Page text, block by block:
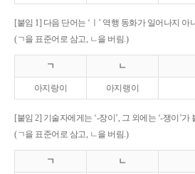
[붙임 1] 다음 단어는 ‘ㅣ’ 역행 동화가 일어나지
(ㄱ을 표준어로 삼고, ㄴ을 버림.)
ㄱ ㄴ
아지랑이 아지랭이
[붙임 2] 기술자에게는 ‘-장이’, 그 외에는 ‘-쟁이’
(ㄱ을 표준어로 삼고, ㄴ을 버림.)
ㄱ ㄴ